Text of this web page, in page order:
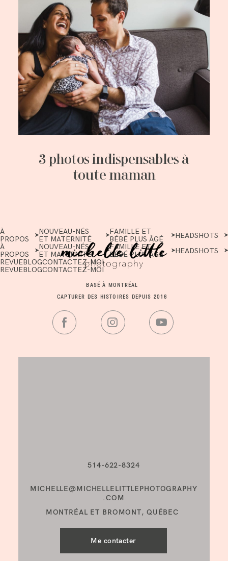
3 photos indispensables à
toute maman
514-622-8324
À
PROPOS
NOUVEAU-NÉS
ET MATERNITÉ
FAMILLE ET
BÉBÉ PLUS ÂGÉ
HEADSHOTS
À
PROPOS
NOUVEAU-NÉS
ET MATERNITÉ
FAMILLE ET
BÉBÉ PLUS ÂGÉ
HEADSHOTS
REVUEBLOGCONTACTEZ-MOI
REVUEBLOGCONTACTEZ-MOI
MICHELLE@MICHELLELITTLEPHOTOGRAPHY
.COM
BASÉ À MONTRÉAL
CAPTURER DES HISTOIRES DEPUIS 2016
MONTRÉAL ET BROMONT, QUÉBEC
Me contacter